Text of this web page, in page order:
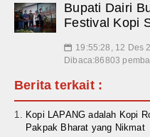
Bupati Dairi
Festival Kopi
📅 19:55:28, 12 Des
Dibaca:86803
Berita terkait :
Kopi LAPANG adalah Kopi
Pakpak Bharat yang Nikmat